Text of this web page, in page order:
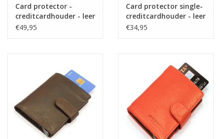
Card protector -
creditcardhouder - leer
- donkerbruin kroko
€49,95
Card protector single-
creditcardhouder - leer
- blauw
€34,95